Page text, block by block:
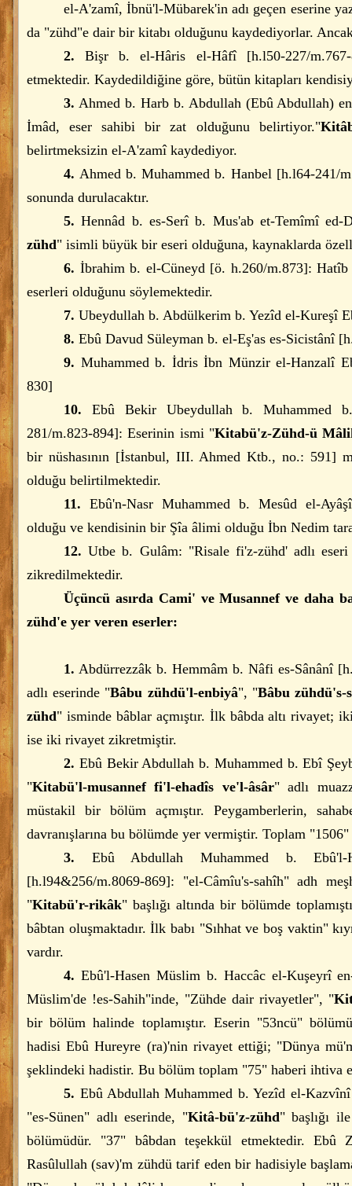
el-A'zamî, İbnü'l-Mübarek'in adı geçen eserine
da "zühd"e dair bir kitabı olduğunu kaydediyorlar.
2. Bişr b. el-Hâris el-Hâfî [h.l50-227/
etmektedir. Kaydedildiğine göre, bütün kitapları
3. Ahmed b. Harb b. Abdullah (Ebû Abdullah)
İmâd, eser sahibi bir zat olduğunu belirtiyor."
belirtmeksizin el-A'zamî kaydediyor.
4. Ahmed b. Muhammed b. Hanbel [h.l64-241/
sonunda durulacaktır.
5. Hennâd b. es-Serî b. Mus'ab et-Temîmî
zühd" isimli büyük bir eseri olduğuna, kaynaklarda
6. İbrahim b. el-Cüneyd [ö. h.260/m.873]:
eserleri olduğunu söylemektedir.
7. Ubeydullah b. Abdülkerim b. Yezîd el-Kureşî
8. Ebû Davud Süleyman b. el-Eş'as es-Sicistânî
9. Muhammed b. İdris İbn Münzir el-Hanzalî
830]
10. Ebû Bekir Ubeydullah b. Muhammed
281/m.823-894]: Eserinin ismi "Kitabü'z-Zühd-ü
bir nüshasının [İstanbul, III. Ahmed Ktb., no.: 591]
olduğu belirtilmektedir.
11. Ebû'n-Nasr Muhammed b. Mesûd el-
olduğu ve kendisinin bir Şîa âlimi olduğu İbn Nedim
12. Utbe b. Gulâm: "Risale fi'z-zühd' adlı
zikredilmektedir.
Üçüncü asırda Cami' ve Musannef ve daha
zühd'e yer veren eserler:
1. Abdürrezzâk b. Hemmâm b. Nâfi es-Sânânî
adlı eserinde "Bâbu zühdü'l-enbiyâ", "Bâbu zühdü's-
zühd" isminde bâblar açmıştır. İlk bâbda altı rivayet;
ise iki rivayet zikretmiştir.
2. Ebû Bekir Abdullah b. Muhammed b. Ebî
"Kitabü'l-musannef fi'l-ehadîs ve'l-âsâr" adlı
müstakil bir bölüm açmıştır. Peygamberlerin,
davranışlarına bu bölümde yer vermiştir. Toplam
3. Ebû Abdullah Muhammed b. Ebû'l-
[h.l94&256/m.8069-869]: "el-Câmîu's-sahîh" adh
"Kitabü'r-rikâk" başlığı altında bir bölümde
bâbtan oluşmaktadır. İlk babı "Sıhhat ve boş vaktin"
vardır.
4. Ebû'l-Hasen Müslim b. Haccâc el-Kuşeyrî
Müslim'de !es-Sahih"inde, "Zühde dair rivayetler", "
bir bölüm halinde toplamıştır. Eserin "53ncü"
hadisi Ebû Hureyre (ra)'nin rivayet ettiği; "Dünya
şeklindeki hadistir. Bu bölüm toplam "75" haberi ihtiva
5. Ebû Abdullah Muhammed b. Yezîd el-
"es-Sünen" adlı eserinde, "Kitâ-bü'z-zühd" başlığı
bölümüdür. "37" bâbdan teşekkül etmektedir. Ebû
Rasûlullah (sav)'m zühdü tarif eden bir hadisiyle